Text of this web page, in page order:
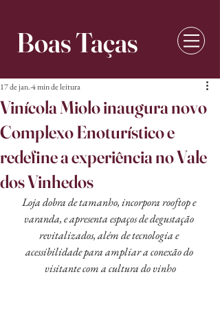
Boas Taças
Vinícola Miolo inaugura novo
Complexo Enoturístico e
redefine a experiência no Vale
dos Vinhedos
17 de jan.4 min de leitura
Loja dobra de tamanho, incorpora rooftop e
varanda, e apresenta espaços de degustação
revitalizados, além de tecnologia e
acessibilidade para ampliar a conexão do
visitante com a cultura do vinho